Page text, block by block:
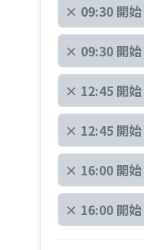
× 09:30 開始
× 09:30 開始
× 12:45 開始
× 12:45 開始
× 16:00 開始
× 16:00 開始